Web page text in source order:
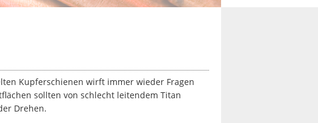
Kupferschienen wirft immer wieder Fragen
sollten von schlecht leitendem Titan
Drehen.